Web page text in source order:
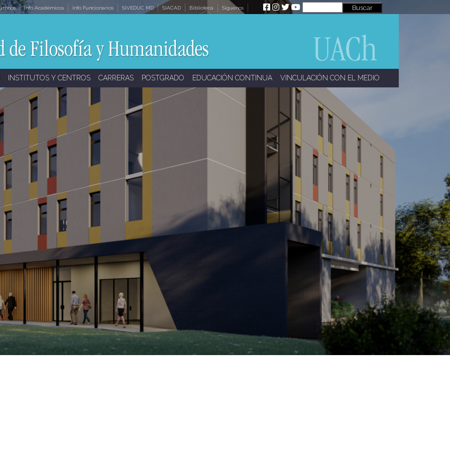
Info Académicos Info Funcionarios SIVEDUC MD SIACAD Biblioteca Síguenos
INSTITUTOS Y CENTROS CARRERAS POSTGRADO EDUCACIÓN CONTINUA VINCULACIÓN CON EL MEDIO